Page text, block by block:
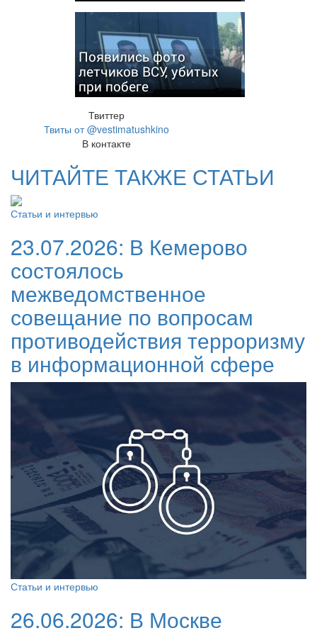
Появились фото
летчиков ВСУ, убитых
при побеге
Твиттер
Твиты от @vestimatushkino
В контакте
ЧИТАЙТЕ ТАКЖЕ СТАТЬИ
Статьи и интервью
23.07.2026: В Кемерово
состоялось
межведомственное
совещание по вопросам
противодействия терроризму
в информационной сфере
Статьи и интервью
26.06.2026: В Москве